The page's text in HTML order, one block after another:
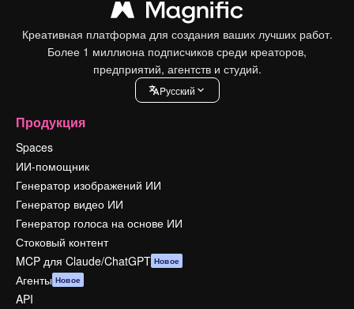
Креативная платформа для создания ваших лучших работ.
Более 1 миллиона подписчиков среди креаторов,
предприятий, агентств и студий.
Pусский
Продукция
Spaces
ИИ-помощник
Генератор изображений ИИ
Генератор видео ИИ
Генератор голоса на основе ИИ
Стоковый контент
MCP для Claude/ChatGPT Новое
Агенты Новое
API